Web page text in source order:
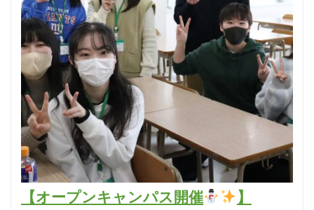
【オープンキャンパス開催 】